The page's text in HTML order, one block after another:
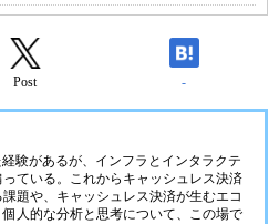
Post -
験があるが、インフラとインタラクテ
っている。これからキャッシュレス決済
題や、キャッシュレス決済が生むエコ
個人的な分析と思考について、この場で